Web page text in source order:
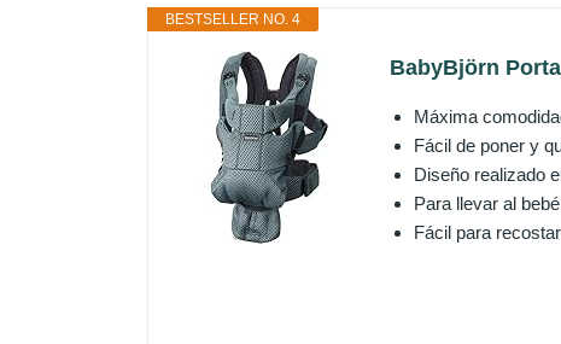
BESTSELLER NO. 4
BabyBjörn
Máxima
Fácil de poner y
Diseño realizado
Para llevar al
Fácil para